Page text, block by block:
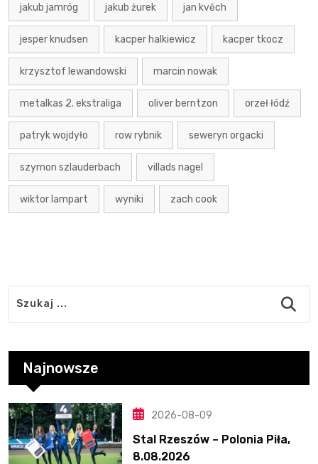
jakub jamróg jakub żurek jan kvěch
jesper knudsen kacper halkiewicz kacper tkocz
krzysztof lewandowski marcin nowak
metalkas 2. ekstraliga oliver berntzon orzeł łódź
patryk wojdyło row rybnik seweryn orgacki
szymon szlauderbach villads nagel
wiktor lampart wyniki zach cook
Najnowsze
2026-08-09
Stal Rzeszów – Polonia Piła,
8.08.2026